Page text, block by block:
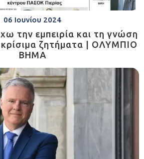
06 Ιουνίου 2024
την εμπειρία και τη γνώση
κρίσιμα ζητήματα | ΟΛΥΜΠΙΟ
ΒΗΜΑ